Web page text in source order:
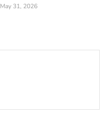
May 31, 2026